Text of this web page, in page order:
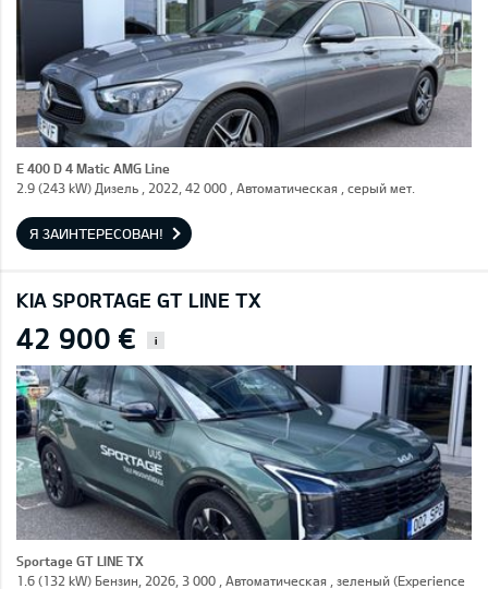
E 400 D 4 Matic AMG Line
2.9 (243 kW) Дизель , 2022, 42 000 , Автоматическая , серый мет.
Я ЗАИНТЕРЕСОВАН!
KIA SPORTAGE GT LINE TX
42 900 € i
Sportage GT LINE TX
1.6 (132 kW) Бензин, 2026, 3 000 , Автоматическая , зеленый (Experience